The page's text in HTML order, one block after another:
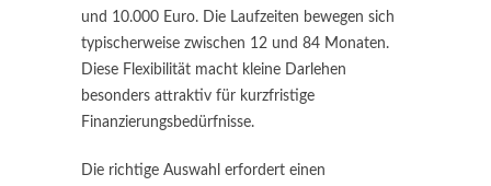
und 10.000 Euro. Die Laufzeiten bewegen sich
typischerweise zwischen 12 und 84 Monaten.
Diese Flexibilität macht kleine Darlehen
besonders attraktiv für kurzfristige
Finanzierungsbedürfnisse.
Die richtige Auswahl erfordert einen